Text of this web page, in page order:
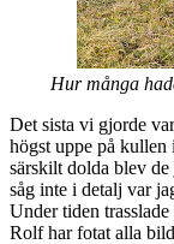
Hur många
Det sista vi gjorde
högst uppe på kullen
särskilt dolda blev
såg inte i detalj var
Under tiden
Rolf har fotat alla